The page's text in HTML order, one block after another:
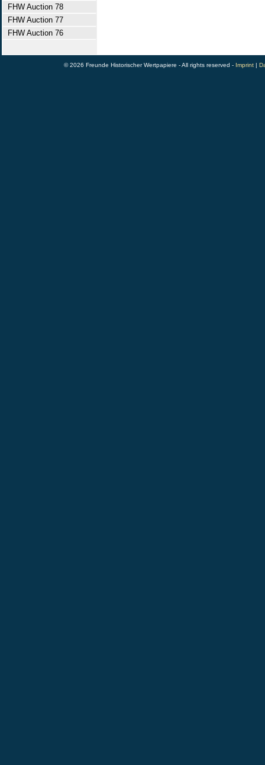
FHW Auction 78
FHW Auction 77
FHW Auction 76
© 2026 Freunde Historischer Wertpapiere - All rights reserved - Imprint |